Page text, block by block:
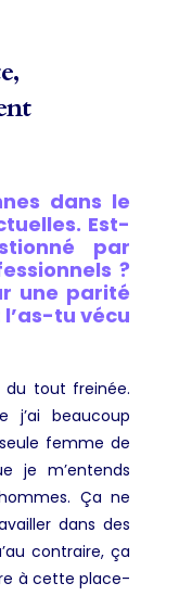
dans le
Est-
par
?
une parité
tu vécu
du tout freinée.
j’ai beaucoup
femme de
je m’entends
Ça ne
dans des
contraire, ça
à cette place-